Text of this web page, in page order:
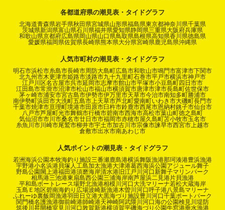
各都道府県の潮見表・タイドグラフ
北海道青森県岩手県秋田県宮城県山形県福島県東京都神奈川県千葉県
茨城県新潟県富山県石川県福井県愛知県静岡県三重県大阪府兵庫県
和歌山県京都府広島県岡山県山口県鳥取県島根県高知県香川県徳島県
愛媛県福岡県佐賀県長崎県熊本県大分県宮崎県鹿児島県沖縄県
人気市町村の潮見表・タイドグラフ
明石市浜松市糸島市長崎市周防大島町広島市和歌山市鳴門市富津市下関市
北九州市木更津市姫路市淡路市九十九里町石巻市平戸市横浜市神戸市
江戸川区名古屋市呉市延岡市志摩市館山市平塚市小豆島町四日市市
江田島市常滑市沼津市松山市福山市横須賀市唐津市津市長島町佐世保市
茅ヶ崎市浦安市宮古島市伊勢市伊万里市天草市今治市南知多町勝浦市
南伊勢町浜田市大洗町五島市上天草市芦北町愛南町いわき市大磯町長門市
千葉市焼津市亘理町境港市田原市臼杵市鈴鹿市西尾市恩納村銚子市仙台市
八戸市芦屋町光市舞鶴市行橋市碧南市西海市高松市葉山町徳之島町
気仙沼市市川市桑名市廿日市市福岡市赤穂市屋久島町苫小牧市玉名市
糸魚川市川崎市尾鷲市柳井市宇土市加古川市宗像市諫早市西宮市上越市
倉敷市出水市南あわじ市
人気ポイントの潮見表・タイドグラフ
若洲海浜公園本牧海釣り施設三番瀬鹿島港横浜舞阪漁港那珂湊港豊浜漁港
宇野港小名浜港貝塚人工島加太漁港大津港葛西海浜公園 アジュール舞子
野島公園 閖上港福田港須磨海岸清水港 旧江戸川河口 新舞子マリンパーク
相馬港三池港東扇島西公園三浦海岸南芦屋浜二見港片貝漁港
平和島ボートレース場野北漁港相模川河口 大洗マリーナ若松大蔵海岸
玉島Ｅ地区碧南海釣り広場波崎新漁港木曽川河口呼子港八景島マリーナ
ふれーゆ裏飯岡漁港羽田 日立港大黒海づり施設豊川河口千葉ポートパーク
関門橋名護漁港御前崎港師崎港天神崎阿武隈川河口海の公園検見川堤防
筑後川昇開橋室見川河口敦賀新港横須賀平磯海づり公園牛窓港垂水漁港